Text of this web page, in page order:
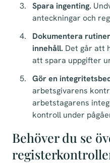
Spara ingenting.
anteckningar och
Dokumentera
innehåll. Det går att
att spara uppgifter
Gör en
arbetsgivarens
arbetstagarens
kontroll under
Behöver du se